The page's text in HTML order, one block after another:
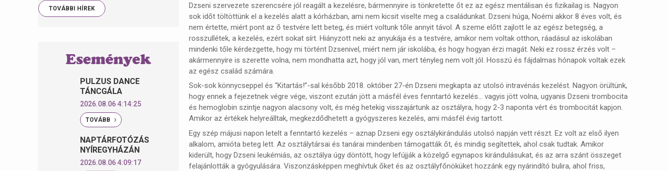
TOVÁBBI HÍREK
Események
PULZUS DANCE
TÁNCGÁLA
2026.08.06 4:14:25
TOVÁBB
NAPTÁRFOTÓZÁS
NYÍREGYHÁZÁN
2026.08.06 4:09:17
Dzseni szervezete szerencsére jól reagált a kezelésre, bármennyire is tönkretette őt ez az egész mentálisan és fizikailag is. Nagyon
sok időt töltöttünk el a kezelés alatt a kórházban, ami nem kicsit viselte meg a családunkat. Dzseni húga, Noémi akkor 8 éves volt, és
nem értette, miért pont az ő testvére lett beteg, és miért voltunk tőle annyit távol. A szeme előtt zajlott le az egész betegség, a
rosszullétek, a kezelés, ezért sokat sírt. Hiányzott neki az anyukája és a testvére, amikor nem voltak otthon, ráadásul az iskolában
mindenki tőle kérdezgette, hogy mi történt Dzsenivel, miért nem jár iskolába, és hogy hogyan érzi magát. Neki ez rossz érzés volt –
akármennyire is szerette volna, nem mondhatta azt, hogy jól van, mert tényleg nem volt jól. Hosszú és fájdalmas hónapok voltak ezek
az egész család számára.
Sok-sok könnycseppel és “Kitartás!”-sal később 2018. október 27-én Dzseni megkapta az utolsó intravénás kezelést. Nagyon örültünk,
hogy ennek a fejezetnek végre vége, viszont ezután jött a másfél éves fenntartó kezelés… vagyis jött volna, ugyanis Dzseni trombocita
és hemoglobin szintje nagyon alacsony volt, és még hetekig visszajártunk az osztályra, hogy 2-3 naponta vért és trombocitát kapjon.
Amikor az értékek helyreálltak, megkezdődhetett a gyógyszeres kezelés, ami másfél évig tartott.
Egy szép májusi napon letelt a fenntartó kezelés – aznap Dzseni egy osztálykirándulás utolsó napján vett részt. Ez volt az első ilyen
alkalom, amióta beteg lett. Az osztálytársai és tanárai mindenben támogatták őt, és mindig segítettek, ahol csak tudtak. Amikor
kiderült, hogy Dzseni leukémiás, az osztálya úgy döntött, hogy lefújják a közelgő egynapos kirándulásukat, és az arra szánt összeget
felajánlották a gyógyulására. Viszonzásképpen meghívtuk őket és az osztályfőnöküket hozzánk egy nyárindító bulira, ahol friss,